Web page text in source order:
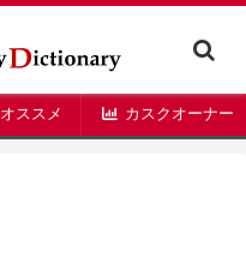
オススメ カスクオーナー